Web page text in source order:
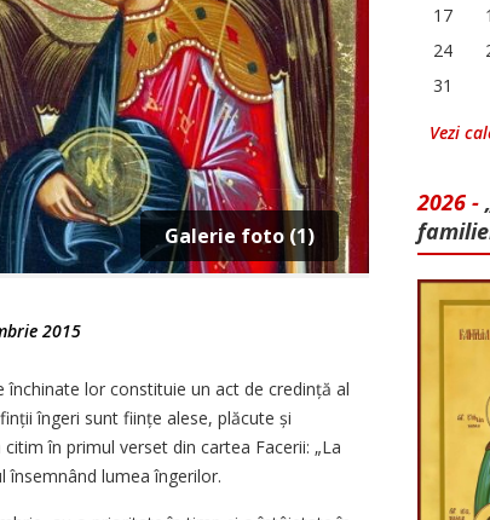
Galerie foto (1)
2015
lor constituie un act de credință al
îngeri sunt ființe alese, plăcute și
în primul verset din cartea Facerii: „La
însemnând lumea îngerilor.
17
24
31
Vezi
2026 -